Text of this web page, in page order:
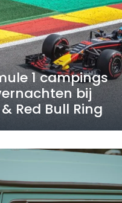
1 campings
bij
Red Bull Ring